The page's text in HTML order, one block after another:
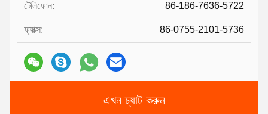
টেলিফোন: 86-186-7636-5722
ফ্যাক্স: 86-0755-2101-5736
এখন চ্যাট করুন